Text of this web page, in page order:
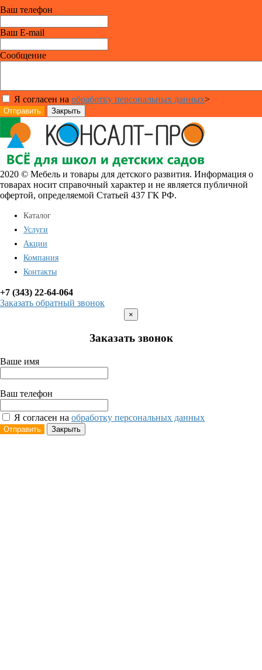
Ваш телефон
Ваш E-mail
Сообщение
Я согласен на обработку персональных данных>
Отправить Закрыть
2020 © Мебель и товары для детского развития. Информация о
товарах носит справочный характер и не является публичной
офертой, определяемой Статьей 437 ГК РФ.
Каталог
Услуги
Акции
Компания
Контакты
+7 (343) 22-64-064
Заказать обратный звонок
×
Заказать звонок
Ваше имя
Ваш телефон
Я согласен на обработку персональных данных
Отправить Закрыть